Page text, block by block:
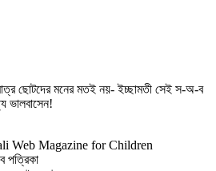
ছোটদের মনের মতই নয়- ইচ্ছামতী সেই স-অ-ব
ভালবাসেন!
Web Magazine for Children
পত্রিকা